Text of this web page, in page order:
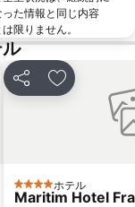
Mitte
た情報と同じ内容
限りません。
シェア お気に入り
4 ホテルのランク
ホテル
Maritim Hotel